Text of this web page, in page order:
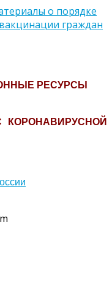
о порядке
граждан
РЕСУРСЫ